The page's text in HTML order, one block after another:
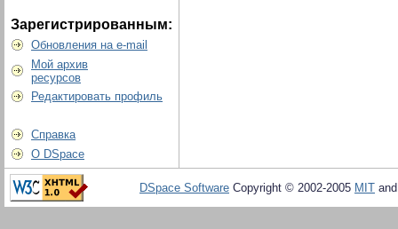
Зарегистрированным:
Обновления на e-mail
Мой архив
ресурсов
Редактировать профиль
Справка
О DSpace
DSpace Software Copyright © 2002-2005 MIT